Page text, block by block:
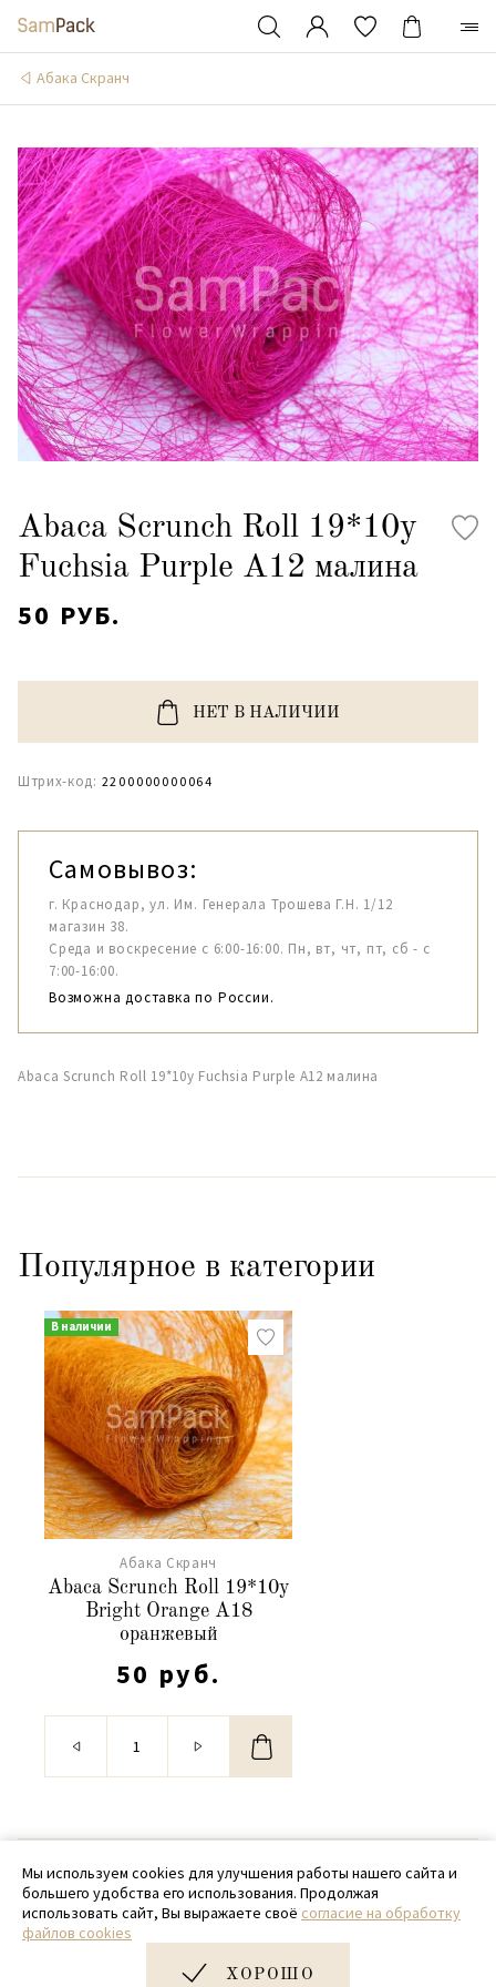
Абака Скранч
Abaca Scrunch Roll 19*10y
Fuchsia Purple A12 малина
50 РУБ.
НЕТ В НАЛИЧИИ
Штрих-код: 2200000000064
Самовывоз:
г. Краснодар, ул. Им. Генерала Трошева Г.Н. 1/12
магазин 38.
Среда и воскресение с 6:00-16:00. Пн, вт, чт, пт, сб - с
7:00-16:00.
Возможна доставка по России.
Abaca Scrunch Roll 19*10y Fuchsia Purple A12 малина
Популярное в категории
В наличии
Абака Скранч
Abaca Scrunch Roll 19*10y
Bright Orange А18
оранжевый
50 руб.
© 2020 - 2026 SamPack
+ 7 (918) 699-97-87
zakaz@sampack.store
Мы используем cookies для улучшения работы нашего сайта и
большего удобства его использования. Продолжая
использовать сайт, Вы выражаете своё согласие на обработку
файлов cookies
ХОРОШО